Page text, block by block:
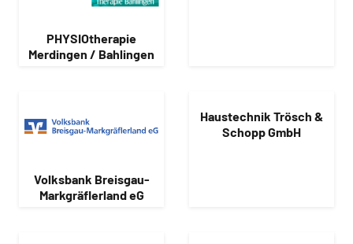
PHYSIOtherapie
Merdingen / Bahlingen
Volksbank Breisgau-
Markgräflerland eG
Haustechnik Trösch &
Schopp GmbH